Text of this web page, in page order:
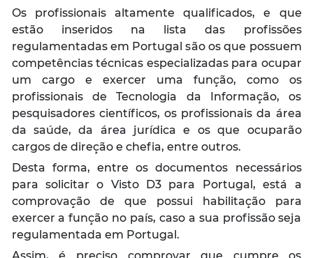
Os profissionais altamente qualificados, e que
estão inseridos na lista das profissões
regulamentadas em Portugal são os que possuem
competências técnicas especializadas para ocupar
um cargo e exercer uma função, como os
profissionais de Tecnologia da Informação, os
pesquisadores científicos, os profissionais da área
da saúde, da área jurídica e os que ocuparão
cargos de direção e chefia, entre outros.
Desta forma, entre os documentos necessários
para solicitar o Visto D3 para Portugal, está a
comprovação de que possui habilitação para
exercer a função no país, caso a sua profissão seja
regulamentada em Portugal.
Assim, é preciso comprovar que cumpre os